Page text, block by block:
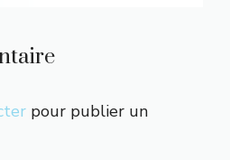
pour publier un